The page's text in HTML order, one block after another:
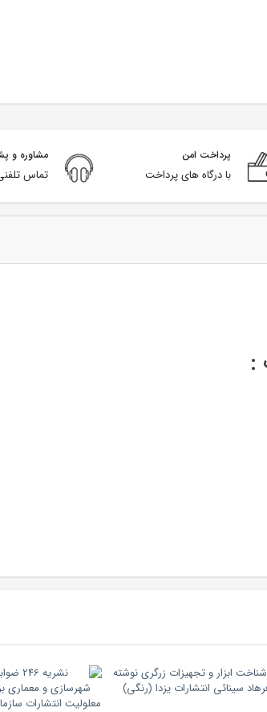
پرداخت امن
با درگاه های پرداخت
مشاوره و
تماس
: